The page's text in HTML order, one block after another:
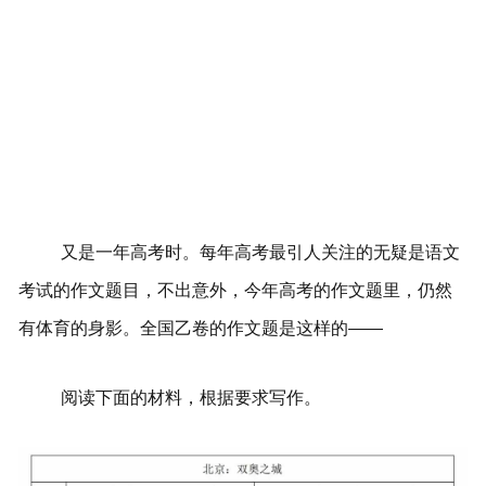
又是一年高考时。每年高考最引人关注的无疑是语文
考试的作文题目，不出意外，今年高考的作文题里，仍然
有体育的身影。全国乙卷的作文题是这样的——‍
阅读下面的材料，根据要求写作。